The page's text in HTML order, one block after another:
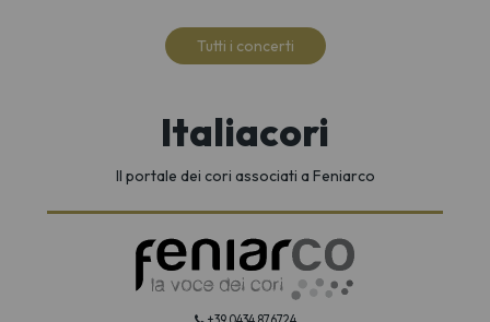
Tutti i concerti
Italiacori
Il portale dei cori associati a Feniarco